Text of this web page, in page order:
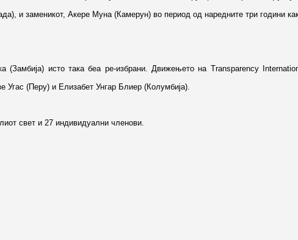
и заменикот, Акере Муна (Камерун) во период од наредните три години
исто така беа ре-избрани. Движењето на Transparency
(Перу) и Елизабет Унгар Блиер (Колумбија).
свет и 27 индивидуални членови.